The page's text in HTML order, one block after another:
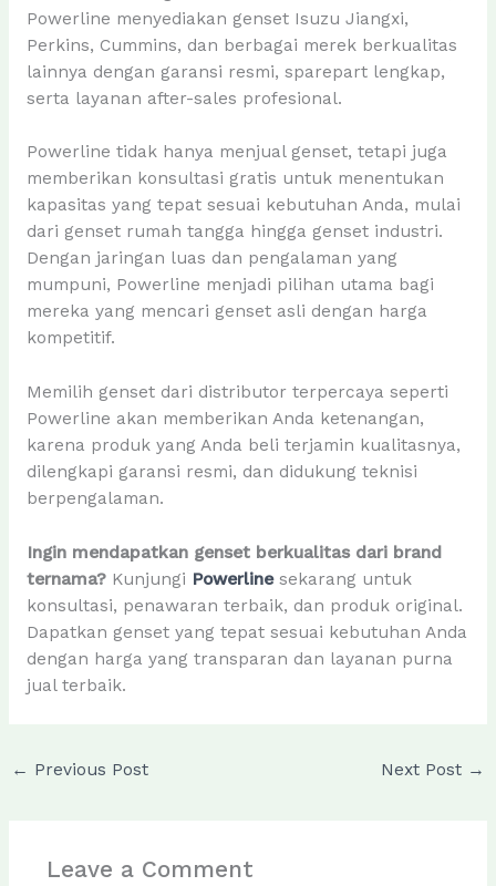
Powerline menyediakan genset Isuzu Jiangxi,
Perkins, Cummins, dan berbagai merek berkualitas
lainnya dengan garansi resmi, sparepart lengkap,
serta layanan after-sales profesional.
Powerline tidak hanya menjual genset, tetapi juga
memberikan konsultasi gratis untuk menentukan
kapasitas yang tepat sesuai kebutuhan Anda, mulai
dari genset rumah tangga hingga genset industri.
Dengan jaringan luas dan pengalaman yang
mumpuni, Powerline menjadi pilihan utama bagi
mereka yang mencari genset asli dengan harga
kompetitif.
Memilih genset dari distributor terpercaya seperti
Powerline akan memberikan Anda ketenangan,
karena produk yang Anda beli terjamin kualitasnya,
dilengkapi garansi resmi, dan didukung teknisi
berpengalaman.
Ingin mendapatkan genset berkualitas dari brand
ternama?Kunjungi Powerlinesekarang untuk
konsultasi, penawaran terbaik, dan produk original.
Dapatkan genset yang tepat sesuai kebutuhan Anda
dengan harga yang transparan dan layanan purna
jual terbaik.
← Previous Post Next Post →
Leave a Comment